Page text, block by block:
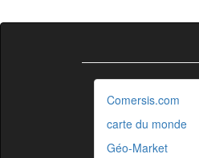
Comersis.com
carte du monde
Géo-Market